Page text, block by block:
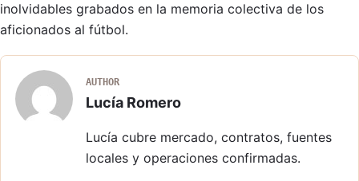
inolvidables grabados en la memoria colectiva de los
aficionados al fútbol.
AUTHOR
Lucía Romero
Lucía cubre mercado, contratos, fuentes
locales y operaciones confirmadas.